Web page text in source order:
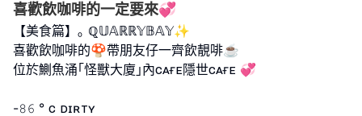
喜歡飲咖啡的一定要來💞
【美食篇】｡ ℚ𝕌𝔸ℝℝ𝕐𝔹𝔸𝕐✨
喜歡飲咖啡的🍄帶朋友仔一齊飲靚啡☕️
位於鰂魚涌｢怪獸大廈｣內ᴄᴀғᴇ隱世ᴄᴀғᴇ 💞
-𝟾𝟼 ° ᴄ ᴅɪʀᴛʏ